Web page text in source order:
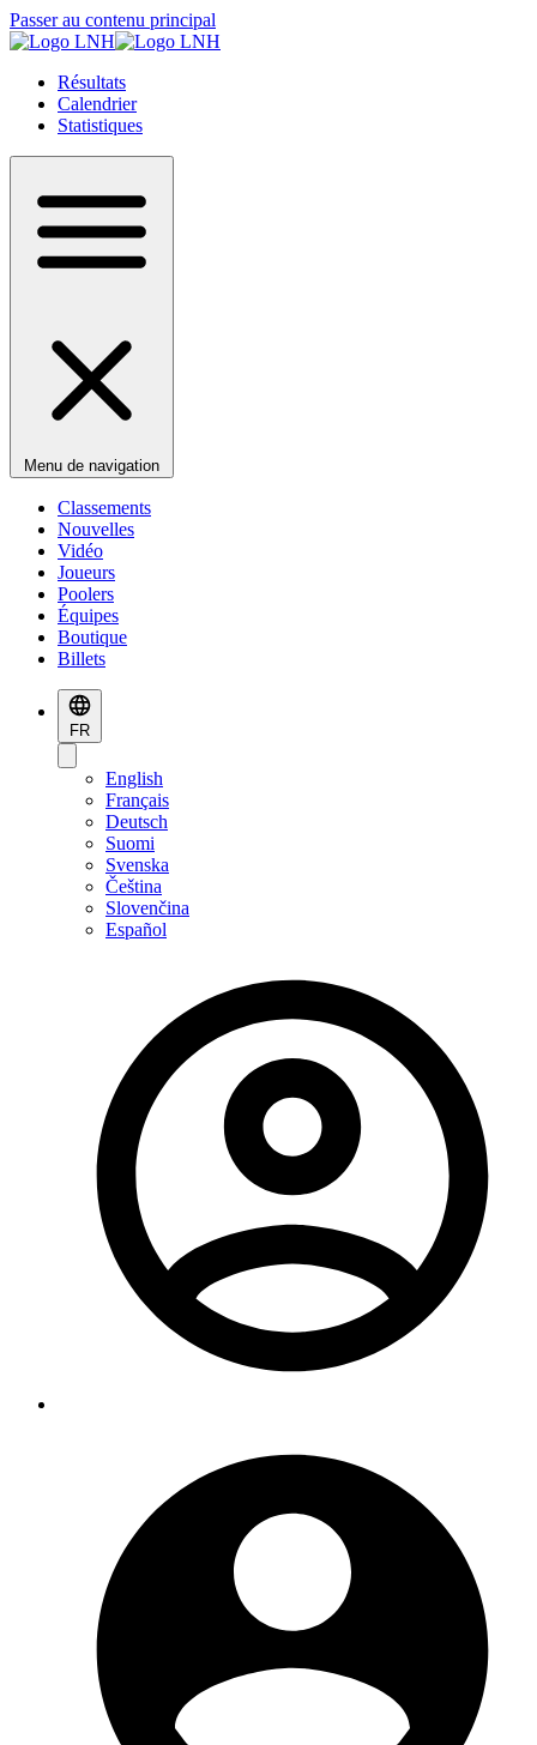
Passer au contenu principal
Résultats
Calendrier
Statistiques
Menu de navigation
Classements
Nouvelles
Vidéo
Joueurs
Poolers
Équipes
Boutique
Billets
FR
English
Français
Deutsch
Suomi
Svenska
Čeština
Slovenčina
Español